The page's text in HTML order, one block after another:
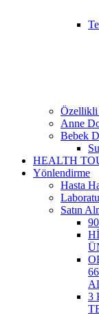
Özellikli
Anne
Bebek
HEALTH
Yönlendirme
Hasta
Satın
3